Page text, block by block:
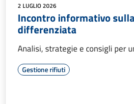
2 LUGLIO 2026
Incontro informativo
differenziata
Analisi, strategie e consigli per
Gestione rifiuti